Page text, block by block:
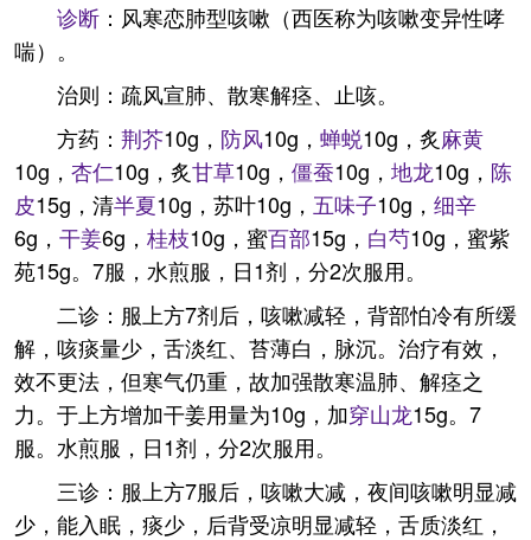
诊断 ：风寒恋肺型咳嗽（西医称为咳嗽变异性哮
喘）。
治则：疏风宣肺、散寒解痉、止咳。
方药： 荆芥10g， 防风10g， 蝉蜕10g，炙麻黄
10g， 杏仁10g，炙甘草10g， 僵蚕10g， 地龙10g， 陈
皮15g，清半夏10g，苏叶10g， 五味子10g， 细辛
6g， 干姜6g， 桂枝10g，蜜百部15g， 白芍10g，蜜紫
苑15g。7服，水煎服，日1剂，分2次服用。
二诊：服上方7剂后，咳嗽减轻，背部怕冷有所缓
解，咳痰量少，舌淡红、苔薄白，脉沉。治疗有效，
效不更法，但寒气仍重，故加强散寒温肺、解痉之
力。于上方增加干姜用量为10g，加穿山龙15g。7
服。水煎服，日1剂，分2次服用。
三诊：服上方7服后，咳嗽大减，夜间咳嗽明显减
少，能入眠，痰少，后背受凉明显减轻，舌质淡红，